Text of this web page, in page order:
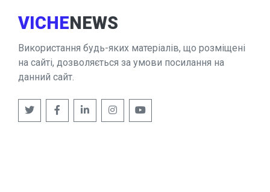
VICHENEWS
Використання будь-яких матеріалів, що розміщені
на сайті, дозволяється за умови посилання на
данний сайт.